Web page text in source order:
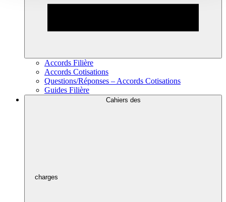
Accords Filière
Accords Cotisations
Questions/Réponses – Accords Cotisations
Guides Filière
Cahiers des
charges